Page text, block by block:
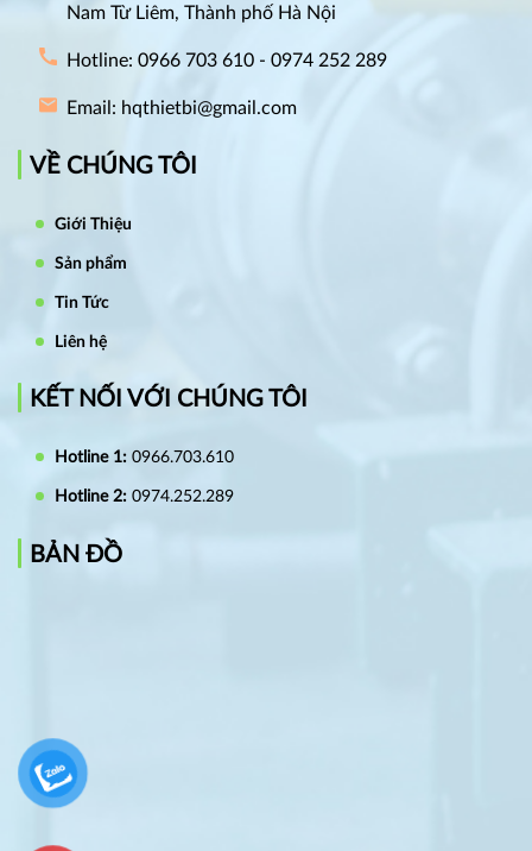
Nam Từ Liêm, Thành phố Hà Nội
Hotline: 0966 703 610 - 0974 252 289
Email: hqthietbi@gmail.com
VỀ CHÚNG TÔI
Giới Thiệu
Sản phẩm
Tin Tức
Liên hệ
KẾT NỐI VỚI CHÚNG TÔI
Hotline 1: 0966.703.610
Hotline 2: 0974.252.289
BẢN ĐỒ